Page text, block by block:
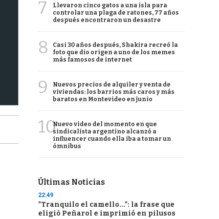
7
Llevaron cinco gatos a una isla para
controlar una plaga de ratones, 77 años
después encontraron un desastre
8
Casi 30 años después, Shakira recreó la
foto que dio origen a uno de los memes
más famosos de internet
9
Nuevos precios de alquiler y venta de
viviendas: los barrios más caros y más
baratos en Montevideo en junio
10Nuevo video del momento en que
sindicalista argentino alcanzó a
influencer cuando ella iba a tomar un
ómnibus
Últimas Noticias
22:49
"Tranquilo el camello...": la frase que
eligió Peñarol e imprimió en pilusos